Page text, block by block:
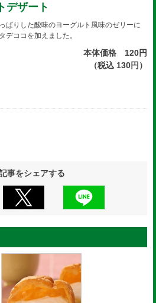
デザート
ぱりした酸味のヨーグルト風味のゼリーに
デココを加えました。
本体価格 120円
（税込 130円）
事をシェアする